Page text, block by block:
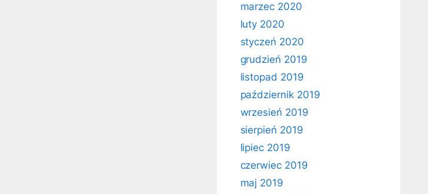
marzec 2020
luty 2020
styczeń 2020
grudzień 2019
listopad 2019
październik 2019
wrzesień 2019
sierpień 2019
lipiec 2019
czerwiec 2019
maj 2019